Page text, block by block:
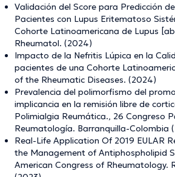
Validación del Score para Predicción
Pacientes con Lupus Eritematoso
Cohorte Latinoamericana de Lupus
Rheumatol. (2024)
Impacto de la Nefritis Lúpica en la
pacientes de una Cohorte
of the Rheumatic Diseases. (2024)
Prevalencia del polimorfismo del
implicancia en la remisión libre de
Polimialgia Reumática., 26 Congreso
Reumatología. Barranquilla-Colombia
Real-Life Application Of 2019 EULAR
the Management of Antiphospholipid
American Congress of Rheumatology.